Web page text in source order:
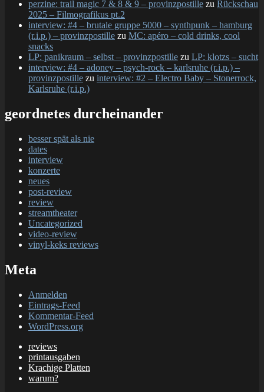
perzine: trail magic 7 & 8 & 9 – provinzpostille zu Rückschau
2025 – Filmografikus pt.2
interview: #4 – brutale gruppe 5000 – synthpunk – hamburg
(r.i.p.) – provinzpostille zu MC: apéro – cold drinks, cool
snacks
LP: panikraum – selbst – provinzpostille zu LP: klotzs – sucht
interview: #4 – adoney – psych-rock – karlsruhe (r.i.p.) –
provinzpostille zu interview: #2 – Electro Baby – Stonerrock,
Karlsruhe (r.i.p.)
geordnetes durcheinander
besser spät als nie
dates
interview
konzerte
neues
post-review
review
streamtheater
Uncategorized
video-review
vinyl-keks reviews
Meta
Anmelden
Eintrags-Feed
Kommentar-Feed
WordPress.org
reviews
printausgaben
Krachige Platten
warum?